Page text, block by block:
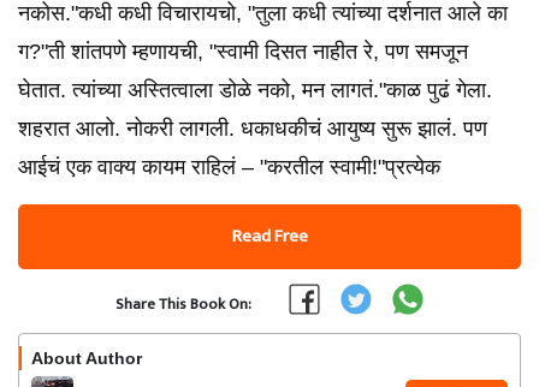
नकोस."कधी कधी विचारायचो, "तुला कधी त्यांच्या दर्शनात आले का
ग?"ती शांतपणे म्हणायची, "स्वामी दिसत नाहीत रे, पण समजून
घेतात. त्यांच्या अस्तित्वाला डोळे नको, मन लागतं."काळ पुढं गेला.
शहरात आलो. नोकरी लागली. धकाधकीचं आयुष्य सुरू झालं. पण
आईचं एक वाक्य कायम राहिलं – "करतील स्वामी!"प्रत्येक
Read Free
Share This Book On:
About Author